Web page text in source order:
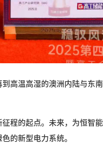
高温高湿的澳洲内陆与东
程的起点。未来，为恒智
的新型电力系统。